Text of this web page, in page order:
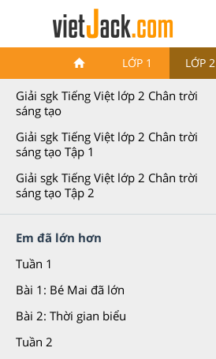
LỚP 1 LỚP 2
Tiếng Việt lớp 2 Chân trời sáng
Giải sgk Tiếng Việt lớp 2 Chân trời
sáng tạo
Giải sgk Tiếng Việt lớp 2 Chân trời
sáng tạo Tập 1
Giải sgk Tiếng Việt lớp 2 Chân trời
sáng tạo Tập 2
Em đã lớn hơn
Tuần 1
Bài 1: Bé Mai đã lớn
Bài 2: Thời gian biểu
Tuần 2